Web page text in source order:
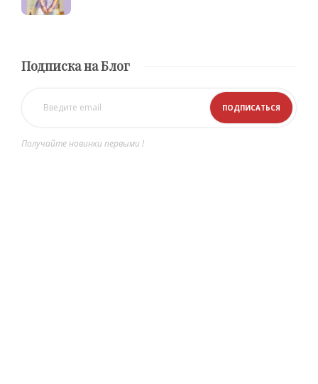
Подписка на Блог
Получайте новинки первыми !